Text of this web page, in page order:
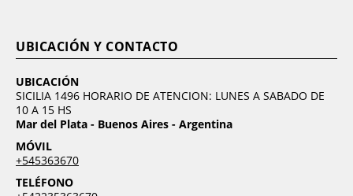
UBICACIÓN Y CONTACTO
UBICACIÓN
SICILIA 1496 HORARIO DE ATENCION: LUNES A SABADO DE
10 A 15 HS
Mar del Plata - Buenos Aires - Argentina
MÓVIL
+545363670
TELÉFONO